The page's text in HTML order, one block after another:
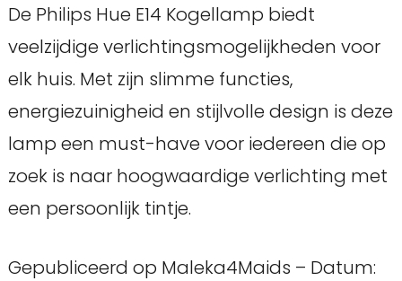
De Philips Hue E14 Kogellamp biedt
veelzijdige verlichtingsmogelijkheden voor
elk huis. Met zijn slimme functies,
energiezuinigheid en stijlvolle design is deze
lamp een must-have voor iedereen die op
zoek is naar hoogwaardige verlichting met
een persoonlijk tintje.
Gepubliceerd op Maleka4Maids – Datum: